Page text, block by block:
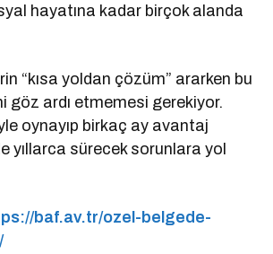
hayatına kadar birçok alanda
“kısa yoldan çözüm” ararken bu
göz ardı etmemesi gerekiyor.
oynayıp birkaç ay avantaj
yıllarca sürecek sorunlara yol
baf.av.tr/ozel-belgede-